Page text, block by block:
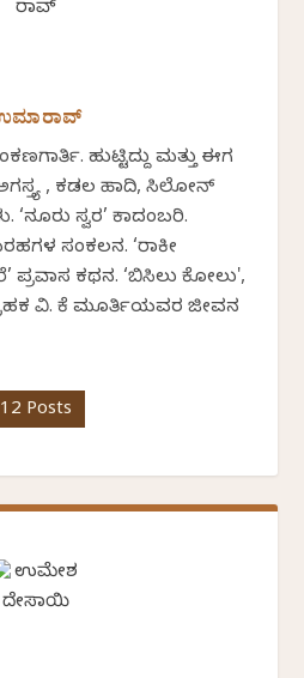
ಹುಟ್ಟಿದ್ದು ಮತ್ತು ಈಗ
, ಕಡಲ ಹಾದಿ, ಸಿಲೋನ್
‘ನೂರು ಸ್ವರ’ ಕಾದಂಬರಿ.
ಸಂಕಲನ. ‘ರಾಕೀ
ಪ್ರವಾಸ ಕಥನ. ‘ಬಿಸಿಲು ಕೋಲು',
ವಿ. ಕೆ ಮೂರ್ತಿಯವರ ಜೀವನ
12 Posts